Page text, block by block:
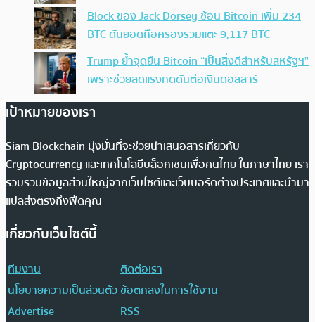
Block ของ Jack Dorsey ช้อน Bitcoin เพิ่ม 234
BTC ดันยอดถือครองรวมแตะ 9,117 BTC
Trump ย้ำจุดยืน Bitcoin “เป็นสิ่งดีสำหรับสหรัฐฯ”
เพราะช่วยลดแรงกดดันต่อเงินดอลลาร์
เป้าหมายของเรา
Siam Blockchain มุ่งมั่นที่จะช่วยนำเสนอสารเกี่ยวกับ
Cryptocurrency และเทคโนโลยีบล็อกเชนเพื่อคนไทย ในภาษาไทย เรา
รวบรวมข้อมูลส่วนใหญ่จากเว็บไซต์และเว็บบอร์ดต่างประเทศและนำมา
แปลส่งตรงถึงฟีดคุณ
เกี่ยวกับเว็บไซต์นี้
ทีมงาน
ติดต่อเรา
นโยบายความเป็นส่วนตัวข้อตกลงในการใช้งาน
Advertise
RSS